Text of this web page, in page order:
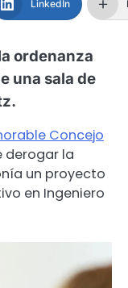
LinkedIn
ordenanza
una sala de
Concejo
derogar la
un proyecto
en Ingeniero